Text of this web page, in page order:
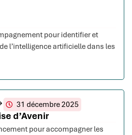
pour identifier et
l’intelligence artificielle dans les
31 décembre 2025
d’Avenir
pour accompagner les